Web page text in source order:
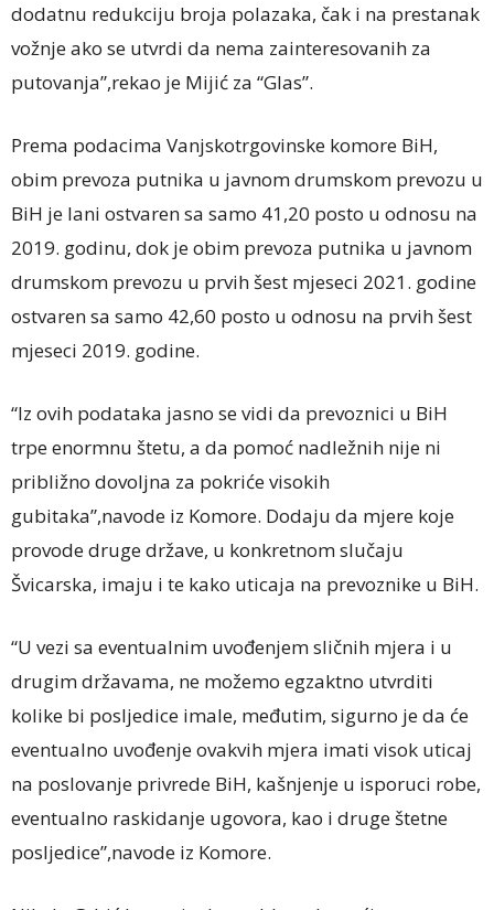
dodatnu redukciju broja polazaka, čak i na prestanak
vožnje ako se utvrdi da nema zainteresovanih za
putovanja”,rekao je Mijić za “Glas”.
Prema podacima Vanjskotrgovinske komore BiH,
obim prevoza putnika u javnom drumskom prevozu u
BiH je lani ostvaren sa samo 41,20 posto u odnosu na
2019. godinu, dok je obim prevoza putnika u javnom
drumskom prevozu u prvih šest mjeseci 2021. godine
ostvaren sa samo 42,60 posto u odnosu na prvih šest
mjeseci 2019. godine.
“Iz ovih podataka jasno se vidi da prevoznici u BiH
trpe enormnu štetu, a da pomoć nadležnih nije ni
približno dovoljna za pokriće visokih
gubitaka”,navode iz Komore. Dodaju da mjere koje
provode druge države, u konkretnom slučaju
Švicarska, imaju i te­ kako uticaja na prevoznike u BiH.
“U vezi sa eventualnim uvođenjem sličnih mjera i u
drugim državama, ne možemo egzaktno utvrditi
kolike bi posljedice imale, međutim, sigurno je da će
eventualno uvođenje ovakvih mjera imati visok uticaj
na poslovanje privrede BiH, kašnjenje u isporuci robe,
eventualno raskidanje ugovora, kao i druge štetne
posljedice”,navode iz Komore.